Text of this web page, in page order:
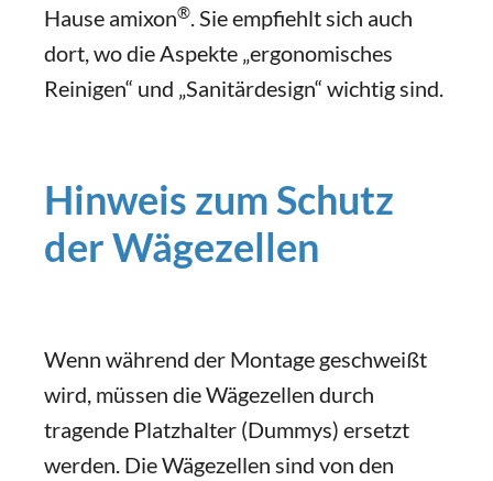
Hause amixon®. Sie empfiehlt sich auch
dort, wo die Aspekte „ergonomisches
Reinigen“ und „Sanitärdesign“ wichtig sind.
Hinweis zum Schutz
der Wägezellen
Wenn während der Montage geschweißt
wird, müssen die Wägezellen durch
tragende Platzhalter (Dummys) ersetzt
werden. Die Wägezellen sind von den